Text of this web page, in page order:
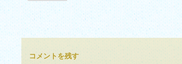
コメントを残す